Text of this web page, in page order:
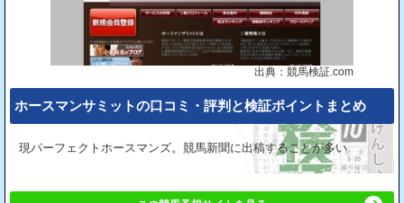
出典：競馬検証.com
ホースマンサミットの⼝コミ・評判と検証ポイントまとめ
現パーフェクトホースマンズ。競馬新聞に出稿することが多い